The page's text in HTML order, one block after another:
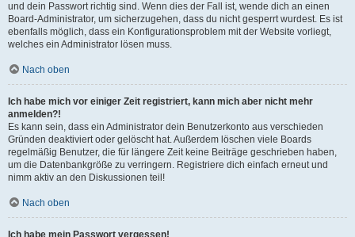
und dein Passwort richtig sind. Wenn dies der Fall ist, wende dich an einen
Board-Administrator, um sicherzugehen, dass du nicht gesperrt wurdest. Es ist
ebenfalls möglich, dass ein Konfigurationsproblem mit der Website vorliegt,
welches ein Administrator lösen muss.
Nach oben
Ich habe mich vor einiger Zeit registriert, kann mich aber nicht mehr
anmelden?!
Es kann sein, dass ein Administrator dein Benutzerkonto aus verschieden
Gründen deaktiviert oder gelöscht hat. Außerdem löschen viele Boards
regelmäßig Benutzer, die für längere Zeit keine Beiträge geschrieben haben,
um die Datenbankgröße zu verringern. Registriere dich einfach erneut und
nimm aktiv an den Diskussionen teil!
Nach oben
Ich habe mein Passwort vergessen!